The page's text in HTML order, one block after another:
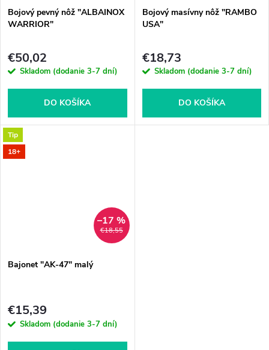
Bojový pevný nôž "ALBAINOX
WARRIOR"
€50,02
Skladom (dodanie 3-7 dní)
DO KOŠÍKA
Bojový masívny nôž "RAMBO
USA"
€18,73
Skladom (dodanie 3-7 dní)
DO KOŠÍKA
Tip
18+
€18,55
–17 %
Bajonet "AK-47" malý
€15,39
Skladom (dodanie 3-7 dní)